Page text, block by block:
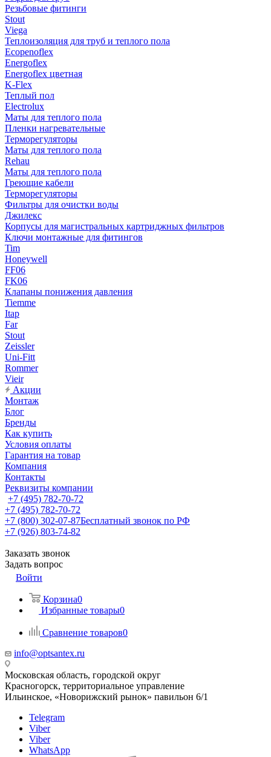
Резьбовые фитинги
Stout
Viega
Теплоизоляция для труб и теплого пола
Ecopenoflex
Energoflex
Energoflex цветная
K-Flex
Теплый пол
Electrolux
Маты для теплого пола
Пленки нагревательные
Терморегуляторы
Маты для теплого пола
Rehau
Маты для теплого пола
Греющие кабели
Терморегуляторы
Фильтры для очистки воды
Джилекс
Корпусы для магистральных картриджных фильтров
Ключи монтажные для фитингов
Tim
Honeywell
FF06
FK06
Клапаны понижения давления
Tiemme
Itap
Far
Stout
Zeissler
Uni-Fitt
Rommer
Vieir
Акции
Монтаж
Блог
Бренды
Как купить
Условия оплаты
Гарантия на товар
Компания
Контакты
Реквизиты компании
+7 (495) 782-70-72
+7 (495) 782-70-72
+7 (800) 302-07-87Бесплатный звонок по РФ
+7 (926) 803-74-82
Заказать звонок
Задать вопрос
Войти
Корзина0
Избранные товары0
Сравнение товаров0
info@optsantex.ru
Московская область, городской округ
Красногорск, территориальное управление
Ильинское, «Новорижский рынок» павильон 6/1
Telegram
Viber
Viber
WhatsApp